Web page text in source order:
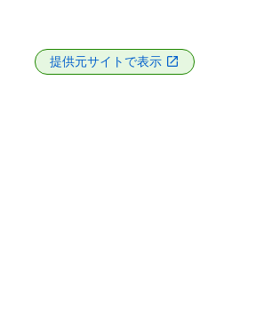
提供元サイトで表示